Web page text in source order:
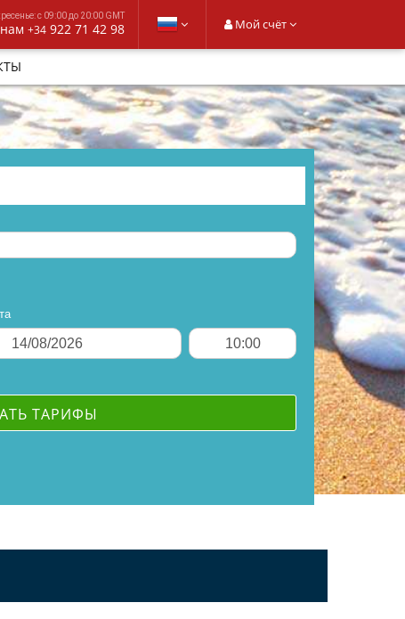
с 09:00 до 20:00 GMT
+34 922 71 42 98 Мой счёт